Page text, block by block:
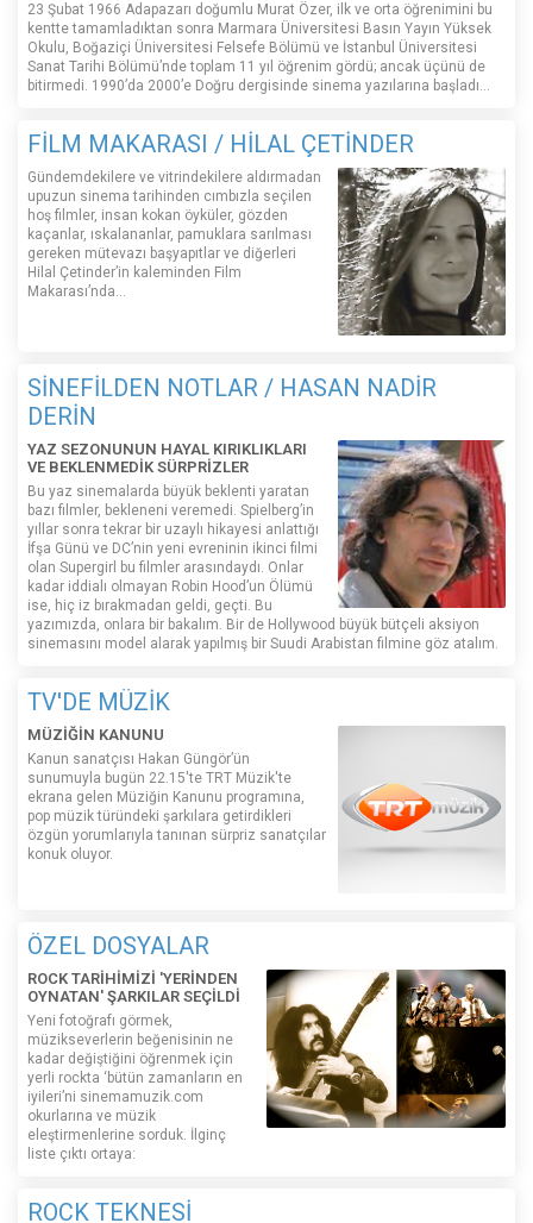
23 Şubat 1966 Adapazarı doğumlu Murat Özer, ilk ve orta öğrenimini bu
kentte tamamladıktan sonra Marmara Üniversitesi Basın Yayın Yüksek
Okulu, Boğaziçi Üniversitesi Felsefe Bölümü ve İstanbul Üniversitesi
Sanat Tarihi Bölümü’nde toplam 11 yıl öğrenim gördü; ancak üçünü de
bitirmedi. 1990’da 2000’e Doğru dergisinde sinema yazılarına başladı...
FİLM MAKARASI / HİLAL ÇETİNDER
Gündemdekilere ve vitrindekilere aldırmadan
upuzun sinema tarihinden cımbızla seçilen
hoş filmler, insan kokan öyküler, gözden
kaçanlar, ıskalananlar, pamuklara sarılması
gereken mütevazı başyapıtlar ve diğerleri
Hilal Çetinder’in kaleminden Film
Makarası’nda…
SİNEFİLDEN NOTLAR / HASAN NADİR
DERİN
YAZ SEZONUNUN HAYAL KIRIKLIKLARI
VE BEKLENMEDİK SÜRPRİZLER
Bu yaz sinemalarda büyük beklenti yaratan
bazı filmler, bekleneni veremedi. Spielberg’in
yıllar sonra tekrar bir uzaylı hikayesi anlattığı
İfşa Günü ve DC’nin yeni evreninin ikinci filmi
olan Supergirl bu filmler arasındaydı. Onlar
kadar iddialı olmayan Robin Hood’un Ölümü
ise, hiç iz bırakmadan geldi, geçti. Bu
yazımızda, onlara bir bakalım. Bir de Hollywood büyük bütçeli aksiyon
sinemasını model alarak yapılmış bir Suudi Arabistan filmine göz atalım.
TV'DE MÜZİK
MÜZİĞİN KANUNU
Kanun sanatçısı Hakan Güngör’ün
sunumuyla bugün 22.15'te TRT Müzik'te
ekrana gelen Müziğin Kanunu programına,
pop müzik türündeki şarkılara getirdikleri
özgün yorumlarıyla tanınan sürpriz sanatçılar
konuk oluyor.
ÖZEL DOSYALAR
ROCK TARİHİMİZİ 'YERİNDEN
OYNATAN' ŞARKILAR SEÇİLDİ
Yeni fotoğrafı görmek,
müzikseverlerin beğenisinin ne
kadar değiştiğini öğrenmek için
yerli rockta ‘bütün zamanların en
iyileri’ni sinemamuzik.com
okurlarına ve müzik
eleştirmenlerine sorduk. İlginç
liste çıktı ortaya:
ROCK TEKNESİ